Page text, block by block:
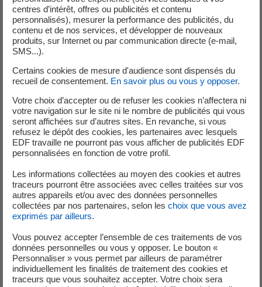
ÉTAPE 3
La transformation du courant
Un onduleur transforme ce courant en courant alternatif pour qu'il
tension du réseau.
ÉTAPE 4
centres d’intérêt, offres ou publicités et contenu
personnalisés), mesurer la performance des publicités, du
contenu et de nos services, et développer de nouveaux
produits, sur Internet ou par communication directe (e-mail,
SMS...).
Certains cookies de mesure d'audience sont dispensés du
recueil de consentement. En savoir plus ou vous y opposer.
Votre choix d’accepter ou de refuser les cookies n’affectera ni
votre navigation sur le site ni le nombre de publicités qui vous
seront affichées sur d’autres sites. En revanche, si vous
refusez le dépôt des cookies, les partenaires avec lesquels
EDF travaille ne pourront pas vous afficher de publicités EDF
personnalisées en fonction de votre profil.
Les informations collectées au moyen des cookies et autres
traceurs pourront être associées avec celles traitées sur vos
autres appareils et/ou avec des données personnelles
collectées par nos partenaires, selon les choix que vous avez
exprimés par ailleurs.
Vous pouvez accepter l’ensemble de ces traitements de vos
données personnelles ou vous y opposer. Le bouton «
Personnaliser » vous permet par ailleurs de paramétrer
individuellement les finalités de traitement des cookies et
traceurs que vous souhaitez accepter. Votre choix sera